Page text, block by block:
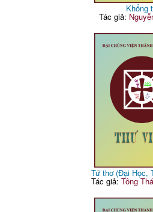
Khổng
Tác giả:
Tứ thơ (Đại Học,
Tác giả: Tông